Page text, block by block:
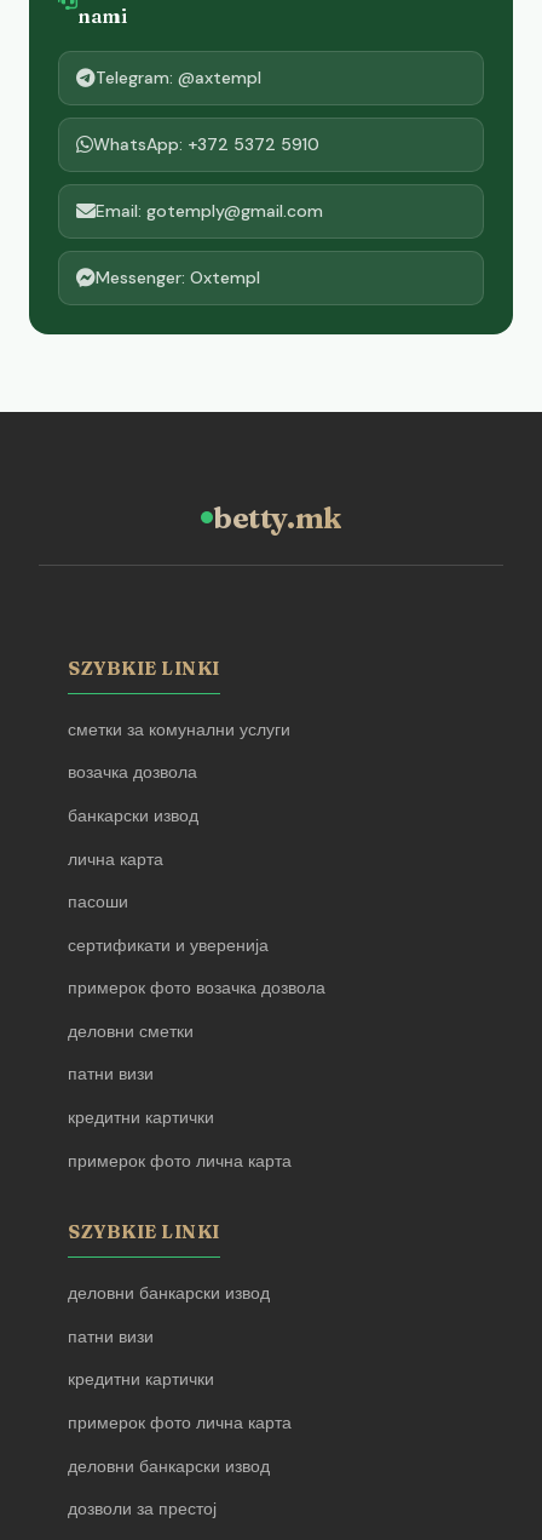
nami
Telegram: @axtempl
WhatsApp: +372 5372 5910
Email: gotemply@gmail.com
Messenger: Oxtempl
betty.mk
SZYBKIE LINKI
сметки за комунални услуги
возачка дозвола
банкарски извод
лична карта
пасоши
сертификати и уверенија
примерок фото возачка дозвола
деловни сметки
патни визи
кредитни картички
примерок фото лична карта
SZYBKIE LINKI
деловни банкарски извод
патни визи
кредитни картички
примерок фото лична карта
деловни банкарски извод
дозволи за престој